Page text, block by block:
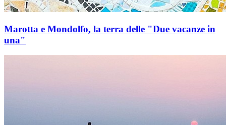
Marotta e Mondolfo, la terra delle "Due vacanze in
una"